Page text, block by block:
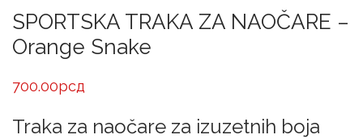
SPORTSKA TRAKA ZA NAOČARE –
Orange Snake
700.00рсд
Traka za naočare za izuzetnih boja